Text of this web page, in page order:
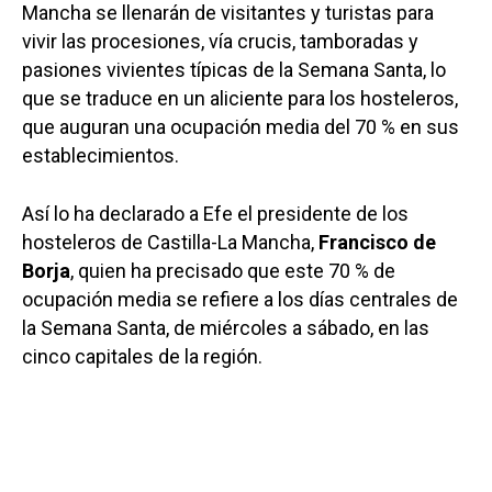
Mancha se llenarán de visitantes y turistas para
vivir las procesiones, vía crucis, tamboradas y
pasiones vivientes típicas de la Semana Santa, lo
que se traduce en un aliciente para los hosteleros,
que auguran una ocupación media del 70 % en sus
establecimientos.
Así lo ha declarado a Efe el presidente de los
hosteleros de Castilla-La Mancha, Francisco de
Borja, quien ha precisado que este 70 % de
ocupación media se refiere a los días centrales de
la Semana Santa, de miércoles a sábado, en las
cinco capitales de la región.